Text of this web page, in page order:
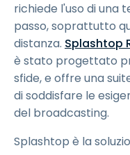
richiede l'uso di una
passo, soprattutto
distanza. Splashtop
è stato progettato
sfide, e offre una
di soddisfare le
del broadcasting.
Splashtop è la